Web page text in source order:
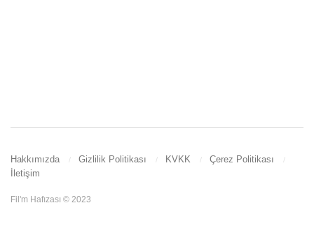
Hakkımızda Gizlilik Politikası KVKK
Çerez Politikası
İletişim
Fil'm Hafızası © 2023